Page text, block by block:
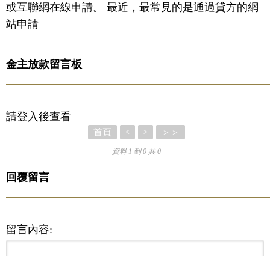
或互聯網在線申請。 最近，最常見的是通過貸方的網
站申請
金主放款留言板
請登入後查看
首頁 < > ＞＞
資料 1 到 0 共 0
回覆留言
留言內容: